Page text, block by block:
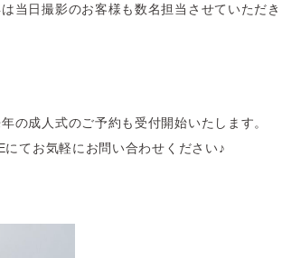
当日撮影のお客様も数名担当させていただ
の成人式のご予約も受付開始いたします。
てお気軽にお問い合わせください♪